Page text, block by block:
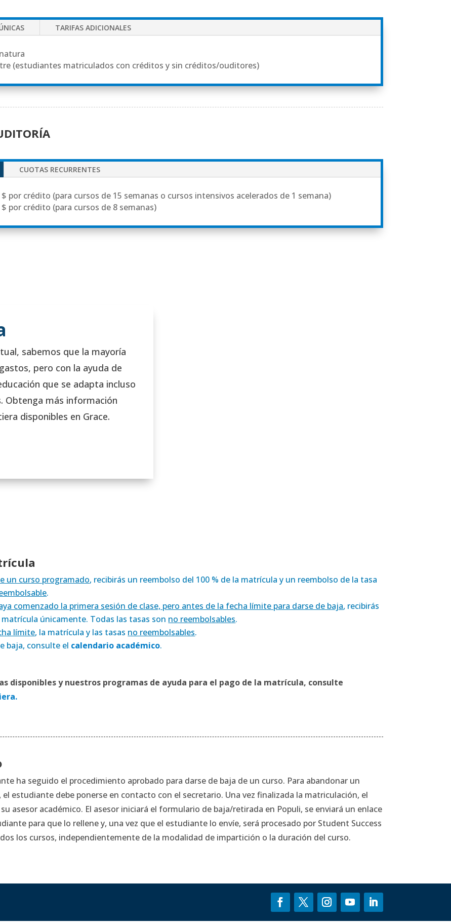
TARIFAS ADICIONALES
(estudiantes matriculados con créditos y sin créditos/ouditores)
CUOTAS RECURRENTES
$ por crédito (para cursos de 15 semanas o cursos intensivos acelerados de 1 semana)
$ por crédito (para cursos de 8 semanas)
sabemos que la mayoría
pero con la ayuda de
que se adapta incluso
Obtenga más información
disponibles en Grace.
un curso programado, recibirás un reembolso del 100 % de la matrícula y un reembolso de la tasa
.
comenzado la primera sesión de clase, pero antes de la fecha límite para darse de baja, recibirás
únicamente. Todas las tasas son no reembolsables.
límite, la matrícula y las tasas no reembolsables.
baja, consulte el calendario académico.
disponibles y nuestros programas de ayuda para el pago de la matrícula, consulte
ha seguido el procedimiento aprobado para darse de baja de un curso. Para abandonar un
estudiante debe ponerse en contacto con el secretario. Una vez finalizada la matriculación, el
asesor académico. El asesor iniciará el formulario de baja/retirada en Populi, se enviará un enlace
para que lo rellene y, una vez que el estudiante lo envíe, será procesado por Student Success
los cursos, independientemente de la modalidad de impartición o la duración del curso.